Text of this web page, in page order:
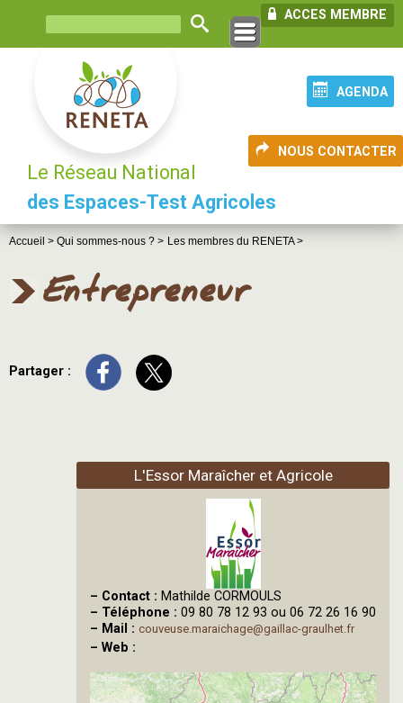
ACCES MEMBRE
AGENDA
NOUS CONTACTER
Le Réseau National
des Espaces-Test Agricoles
Accueil > Qui sommes-nous ? > Les membres du RENETA >
Entrepreneur
Partager :
L'Essor Maraîcher et Agricole
– Contact : Mathilde CORMOULS
– Téléphone : 09 80 78 12 93 ou 06 72 26 16 90
– Mail : couveuse.maraichage@gaillac-graulhet.fr
– Web :